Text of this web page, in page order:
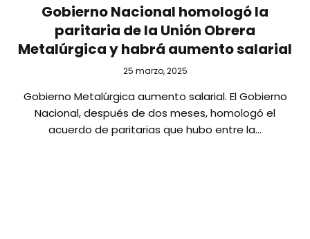
Gobierno Nacional homologó la
paritaria de la Unión Obrera
Metalúrgica y habrá aumento salarial
25 marzo, 2025
Gobierno Metalúrgica aumento salarial. El Gobierno
Nacional, después de dos meses, homologó el
acuerdo de paritarias que hubo entre la…